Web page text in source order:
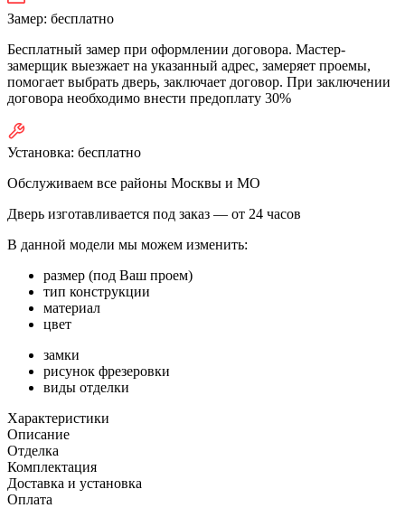
Замер: бесплатно
Бесплатный замер при оформлении договора. Мастер-
замерщик выезжает на указанный адрес, замеряет проемы,
помогает выбрать дверь, заключает договор. При заключении
договора необходимо внести предоплату 30%
Установка: бесплатно
Обслуживаем все районы Москвы и МО
Дверь изготавливается под заказ — от 24 часов
В данной модели мы можем изменить:
размер (под Ваш проем)
тип конструкции
материал
цвет
замки
рисунок фрезеровки
виды отделки
Характеристики
Описание
Отделка
Комплектация
Доставка и установка
Оплата